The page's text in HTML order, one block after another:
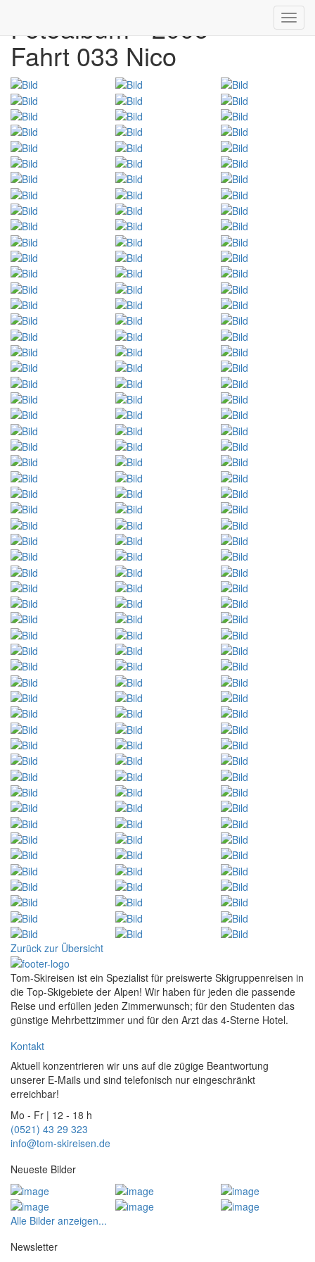
Fotoalbum - 2006
Fahrt 033 Nico
Zurück zur Übersicht
Tom-Skireisen ist ein Spezialist für preiswerte Skigruppenreisen in
die Top-Skigebiete der Alpen! Wir haben für jeden die passende
Reise und erfüllen jeden Zimmerwunsch; für den Studenten das
günstige Mehrbettzimmer und für den Arzt das 4-Sterne Hotel.
Kontakt
Aktuell konzentrieren wir uns auf die zügige Beantwortung
unserer E-Mails und sind telefonisch nur eingeschränkt
erreichbar!
Mo - Fr | 12 - 18 h
(0521) 43 29 323
info@tom-skireisen.de
Neueste Bilder
Alle Bilder anzeigen...
Newsletter